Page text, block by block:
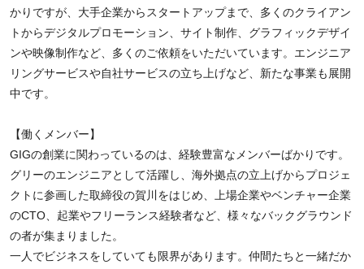
かりですが、大手企業からスタートアップまで、多くのクライアン
トからデジタルプロモーション、サイト制作、グラフィックデザイ
ンや映像制作など、多くのご依頼をいただいています。エンジニア
リングサービスや自社サービスの立ち上げなど、新たな事業も展開
中です。
【働くメンバー】
GIGの創業に関わっているのは、経験豊富なメンバーばかりです。
グリーのエンジニアとして活躍し、海外拠点の立上げからプロジェ
クトに参画した取締役の賀川をはじめ、上場企業やベンチャー企業
のCTO、起業やフリーランス経験者など、様々なバックグラウンド
の者が集まりました。
一人でビジネスをしていても限界があります。仲間たちと一緒だか